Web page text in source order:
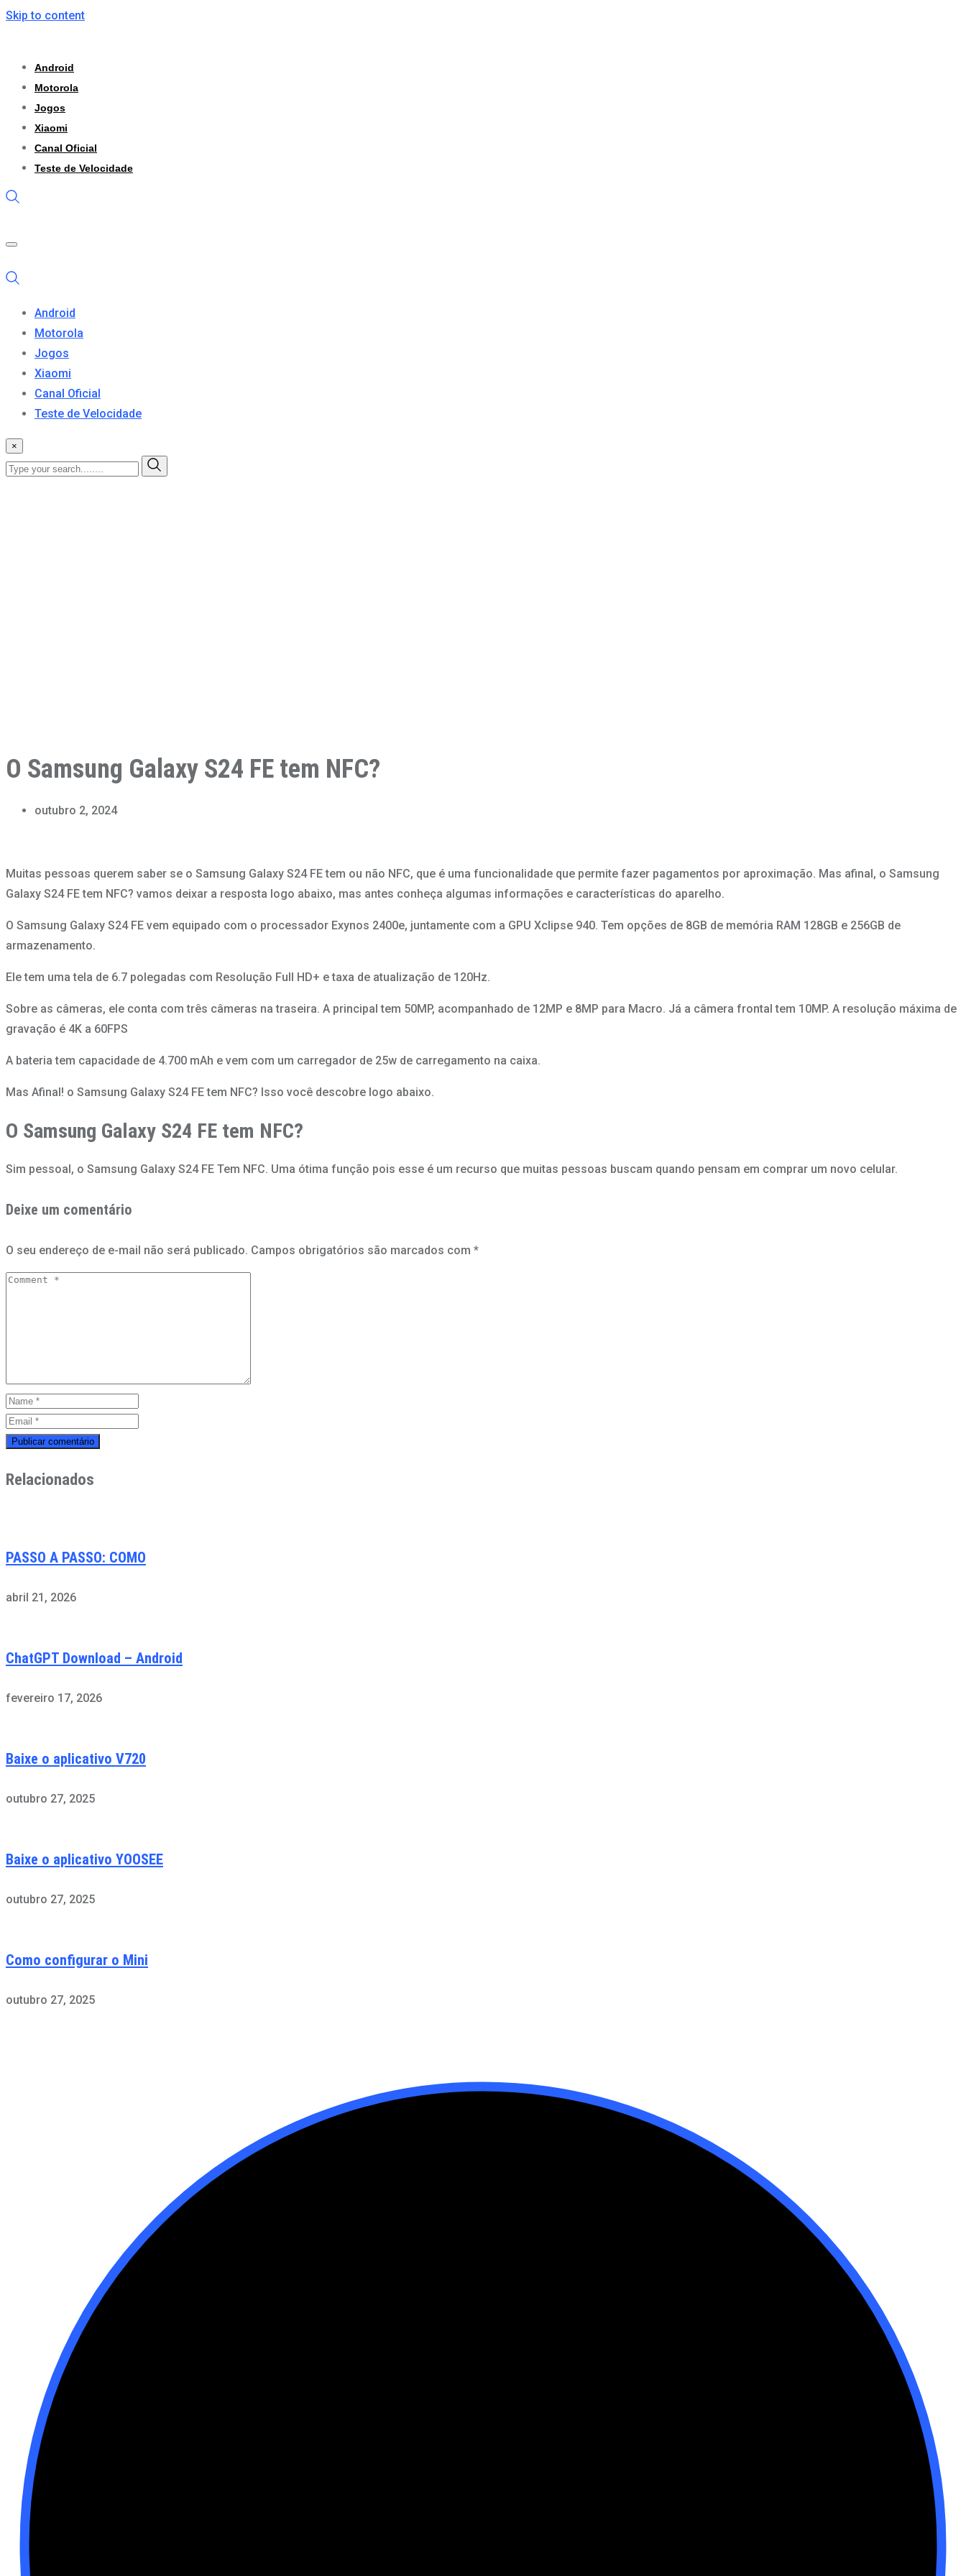
Skip to content
Android
Motorola
Jogos
Xiaomi
Canal Oficial
Teste de Velocidade
Android
Motorola
Jogos
Xiaomi
Canal Oficial
Teste de Velocidade
×
O Samsung Galaxy S24 FE tem NFC?
outubro 2, 2024
Muitas pessoas querem saber se o Samsung Galaxy S24 FE tem ou não NFC, que é uma funcionalidade que permite fazer pagamentos por aproximação. Mas afinal, o Samsung
Galaxy S24 FE tem NFC? vamos deixar a resposta logo abaixo, mas antes conheça algumas informações e características do aparelho.
O Samsung Galaxy S24 FE vem equipado com o processador Exynos 2400e, juntamente com a GPU Xclipse 940. Tem opções de 8GB de memória RAM 128GB e 256GB de
armazenamento.
Ele tem uma tela de 6.7 polegadas com Resolução Full HD+ e taxa de atualização de 120Hz.
Sobre as câmeras, ele conta com três câmeras na traseira. A principal tem 50MP, acompanhado de 12MP e 8MP para Macro. Já a câmera frontal tem 10MP. A resolução máxima de
gravação é 4K a 60FPS
A bateria tem capacidade de 4.700 mAh e vem com um carregador de 25w de carregamento na caixa.
Mas Afinal! o Samsung Galaxy S24 FE tem NFC? Isso você descobre logo abaixo.
O Samsung Galaxy S24 FE tem NFC?
Sim pessoal, o Samsung Galaxy S24 FE Tem NFC. Uma ótima função pois esse é um recurso que muitas pessoas buscam quando pensam em comprar um novo celular.
Deixe um comentário
O seu endereço de e-mail não será publicado. Campos obrigatórios são marcados com *
Relacionados
PASSO A PASSO: COMO
abril 21, 2026
ChatGPT Download – Android
fevereiro 17, 2026
Baixe o aplicativo V720
outubro 27, 2025
Baixe o aplicativo YOOSEE
outubro 27, 2025
Como configurar o Mini
outubro 27, 2025